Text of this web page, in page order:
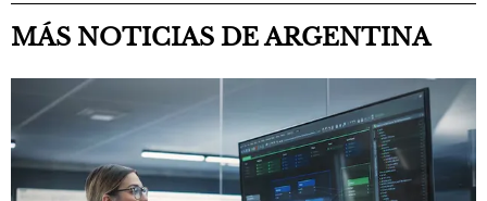
MÁS NOTICIAS DE ARGENTINA